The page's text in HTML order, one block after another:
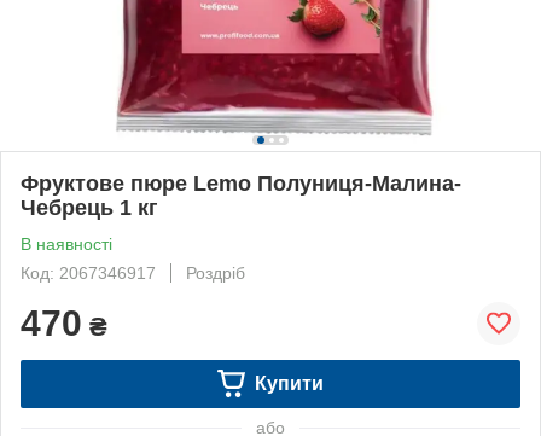
Фруктове пюре Lemo Полуниця-Малина-
Чебрець 1 кг
В наявності
Код: 2067346917
Роздріб
470 ₴
Купити
або